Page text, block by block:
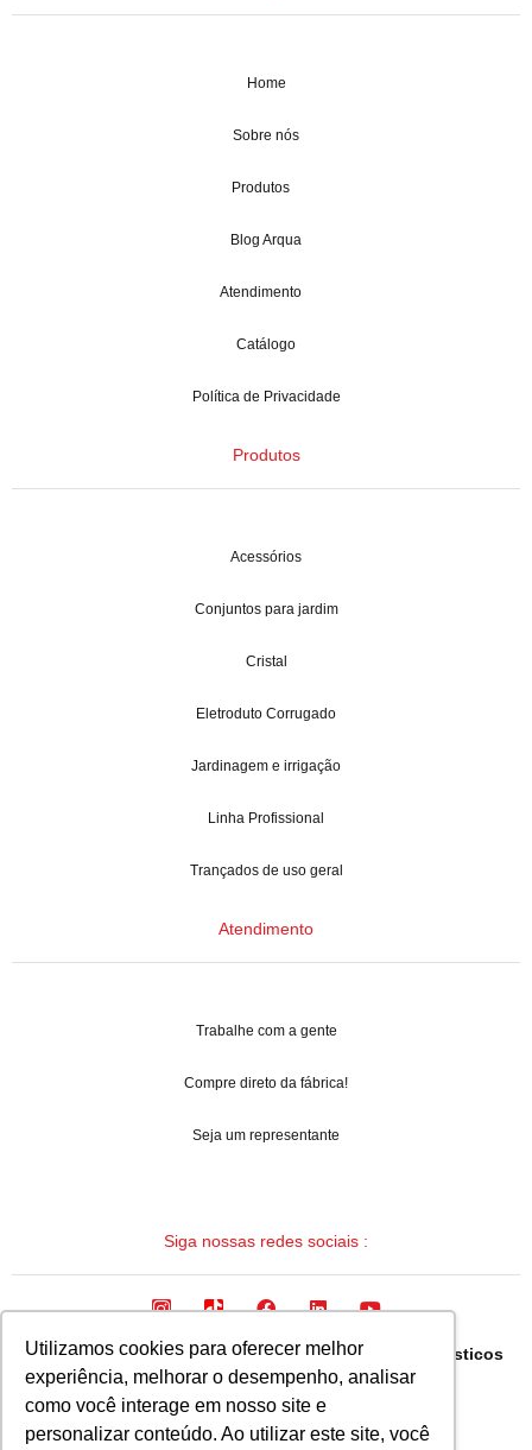
Utilizamos cookies para oferecer melhor
experiência, melhorar o desempenho, analisar
como você interage em nosso site e
personalizar conteúdo. Ao utilizar este site, você
Home
Sobre nós
Produtos
Blog Arqua
Atendimento
Catálogo
Política de Privacidade
Produtos
Acessórios
Conjuntos para jardim
Cristal
Eletroduto Corrugado
Jardinagem e irrigação
Linha Profissional
Trançados de uso geral
Atendimento
Trabalhe com a gente
Compre direto da fábrica!
Seja um representante
Siga nossas redes sociais :
Arqua Industria Brasileira de Mangueiras e Termoplasticos
Ltda.
CNPJ: 08.133.315/0001-19